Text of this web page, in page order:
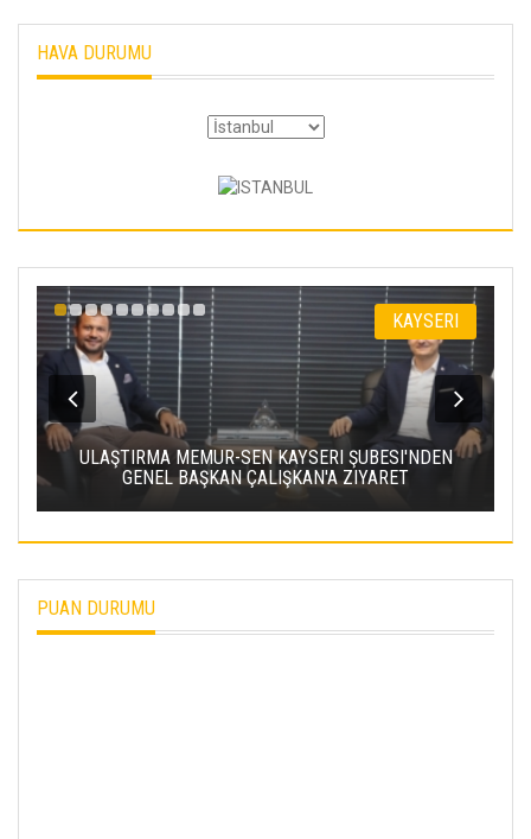
HAVA DURUMU
KAYSERI
KAYSERI ŞUBESI'NDEN
ÇALIŞKAN'A ZIYARET
KAYSERİ ŞEKER'DE OLAĞAN
TOPLANTISI
PUAN DURUMU